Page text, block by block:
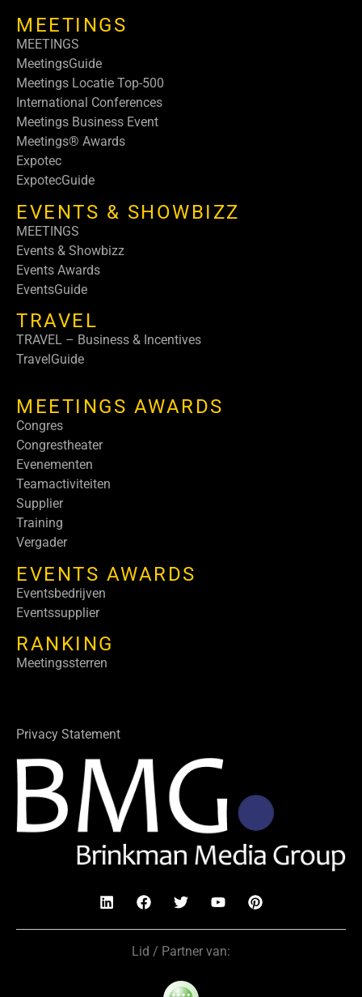
MEETINGS
MEETINGS
MeetingsGuide
Meetings Locatie Top-500
International Conferences
Meetings Business Event
Meetings® Awards
Expotec
ExpotecGuide
EVENTS & SHOWBIZZ
MEETINGS
Events & Showbizz
Events Awards
EventsGuide
TRAVEL
TRAVEL – Business & Incentives
TravelGuide
MEETINGS AWARDS
Congres
Congrestheater
Evenementen
Teamactiviteiten
Supplier
Training
Vergader
EVENTS AWARDS
Eventsbedrijven
Eventssupplier
RANKING
Meetingssterren
Privacy Statement
Lid / Partner van: